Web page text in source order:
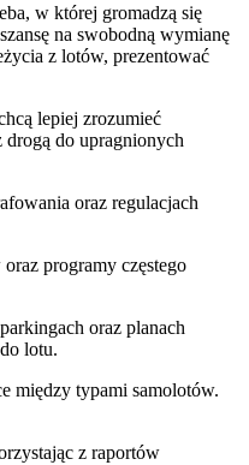
w której gromadzą się
na swobodną wymianę
z lotów, prezentować
lepiej zrozumieć
do upragnionych
oraz regulacjach
programy częstego
oraz planach
lotu.
między typami samolotów.
z raportów